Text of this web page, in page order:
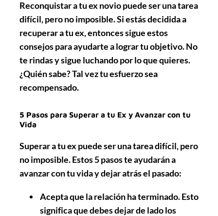
Reconquistar a tu ex novio puede ser una tarea
difícil, pero no imposible. Si estás decidida a
recuperar a tu ex, entonces sigue estos
consejos para ayudarte a lograr tu objetivo. No
te rindas y sigue luchando por lo que quieres.
¿Quién sabe? Tal vez tu esfuerzo sea
recompensado.
5 Pasos para Superar a tu Ex y Avanzar con tu
Vida
Superar a tu ex puede ser una tarea difícil, pero
no imposible. Estos5 pasoste ayudarán a
avanzar con tu vida y dejar atrás el pasado:
Acepta que la relación ha terminado. Esto
significa que debes dejar de lado los